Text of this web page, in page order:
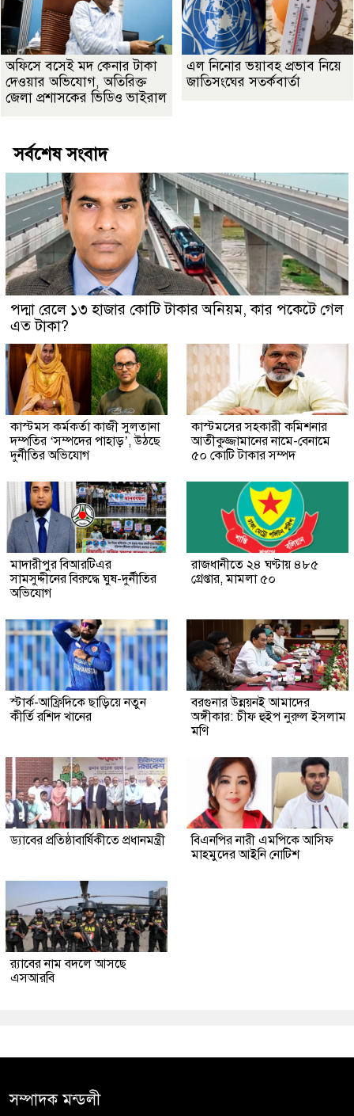
অফিসে বসেই মদ কেনার টাকা
দেওয়ার অভিযোগ, অতিরিক্ত
জেলা প্রশাসকের ভিডিও ভাইরাল
এল নিনোর ভয়াবহ প্রভাব নিয়ে
জাতিসংঘের সতর্কবার্তা
সর্বশেষ সংবাদ
পদ্মা রেলে ১৩ হাজার কোটি টাকার অনিয়ম, কার পকেটে গেল
এত টাকা?
কাস্টমস কর্মকর্তা কাজী সুলতানা
দম্পতির ‘সম্পদের পাহাড়’, উঠছে
দুর্নীতির অভিযোগ
কাস্টমসের সহকারী কমিশনার
আতীকুজ্জামানের নামে-বেনামে
৫০ কোটি টাকার সম্পদ
মাদারীপুর বিআরটিএর
সামসুদ্দীনের বিরুদ্ধে ঘুষ-দুর্নীতির
অভিযোগ
রাজধানীতে ২৪ ঘণ্টায় ৪৮৫
গ্রেপ্তার, মামলা ৫০
স্টার্ক-আফ্রিদিকে ছাড়িয়ে নতুন
কীর্তি রশিদ খানের
বরগুনার উন্নয়নই আমাদের
অঙ্গীকার: চীফ হুইপ নুরুল ইসলাম
মণি
ড্যাবের প্রতিষ্ঠাবার্ষিকীতে প্রধানমন্ত্রী
বিএনপির নারী এমপিকে আসিফ
মাহমুদের আইনি নোটিশ
র‍্যাবের নাম বদলে আসছে
এসআরবি
সম্পাদক মন্ডলী